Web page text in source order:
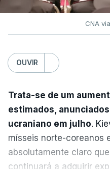
CNA
OUVIR
Trata-se de um
estimados,
ucraniano em julho.
mísseis norte-coreanos
absolutamente claro
continuará a adquirir